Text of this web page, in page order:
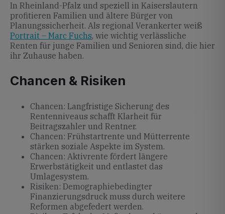
In Rheinland-Pfalz und speziell in Kaiserslautern
profitieren Familien und ältere Bürger von
Planungssicherheit. Als regional Verankerter weiß
Portrait – Marc Fuchs, wie wichtig verlässliche
Renten für junge Familien und Senioren sind, die hier
ihr Zuhause haben.
Chancen & Risiken
Chancen: Langfristige Sicherung des
Rentenniveaus schafft Klarheit für
Beitragszahler und Rentner.
Chancen: Frühstartrente und Mütterrente
stärken soziale Aspekte im System.
Chancen: Aktivrente fördert längere
Erwerbstätigkeit und entlastet das
Umlagesystem.
Risiken: Demographiebedingter
Finanzierungsdruck muss durch weitere
Reformen abgefedert werden.